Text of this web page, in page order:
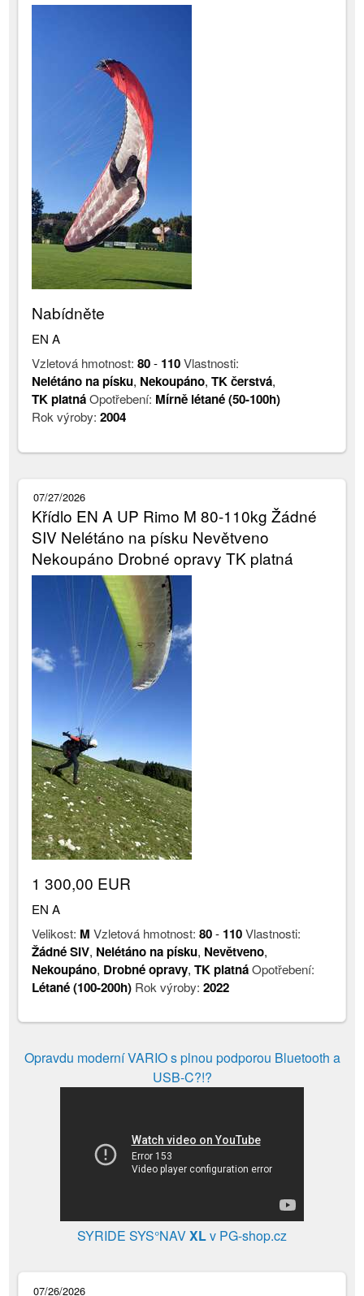
Nabídněte
EN A
Vzletová hmotnost:80- 110Vlastnosti:
Nelétáno na písku, Nekoupáno,TK čerstvá,
TK platnáOpotřebení: Mírně létané (50-100h)
Rok výroby:2004
07/27/2026
Křídlo EN A UP Rimo M 80-110kg Žádné
SIV Nelétáno na písku Nevětveno
Nekoupáno Drobné opravy TK platná
1 300,00 EUR
EN A
Velikost: M Vzletová hmotnost:80- 110Vlastnosti:
Žádné SIV, Nelétáno na písku, Nevětveno,
Nekoupáno, Drobné opravy,TK platnáOpotřebení:
Létané (100-200h) Rok výroby:2022
Opravdu moderní VARIO s plnou podporou Bluetooth a
USB-C?!?
SYRIDE SYS°NAVXLv PG-shop.cz
07/26/2026